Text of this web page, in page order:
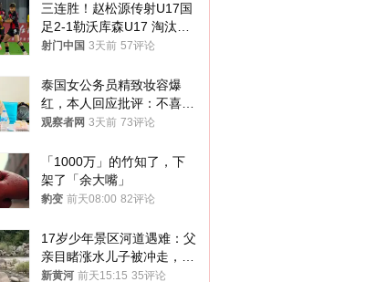
三连胜！赵松源传射U17国
足2-1勒沃库森U17 淘汰赛
将战河床
射门中国 3天前 57评论
泰国女公务员精致妆容爆
红，本人回应批评：不喜欢
就别看
观察者网 3天前 73评论
「1000万」的竹知了，下
架了「余大嘴」
豹变 前天08:00 82评论
17岁少年景区河道遇难：父
亲目睹涨水儿子被冲走，当
地排除上游泄洪，家属盼厘
新黄河 前天15:15 35评论